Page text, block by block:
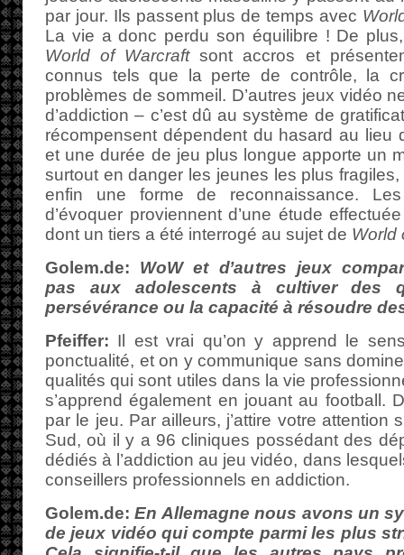
par jour. Ils passent plus de temps avec
La vie a donc perdu son équilibre ! De
World of Warcraftsont accros et
connus tels que la perte de contrôle, la
problèmes de sommeil. D’autres jeux vidéo
d’addiction – c’est dû au système de
récompensent dépendent du hasard au lieu
et une durée de jeu plus longue apporte un
surtout en danger les jeunes les plus fragiles,
enfin une forme de reconnaissance.
d’évoquer proviennent d’une étude
dont un tiers a été interrogé au sujet de World
Golem.de: WoW et d’autres jeux
pas aux adolescents à cultiver des
persévérance ou la capacité à résoudre
Pfeiffer: Il est vrai qu’on y apprend le
ponctualité, et on y communique sans
qualités qui sont utiles dans la vie
s’apprend également en jouant au football.
par le jeu. Par ailleurs, j’attire votre attention
Sud, où il y a 96 cliniques possédant des
dédiés à l’addiction au jeu vidéo, dans
conseillers professionnels en addiction.
Golem.de:En Allemagne nous avons un
de jeux vidéo qui compte parmi les plus